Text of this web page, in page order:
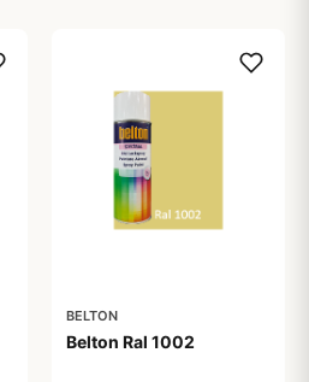
BELTON
Belton Ral 1002